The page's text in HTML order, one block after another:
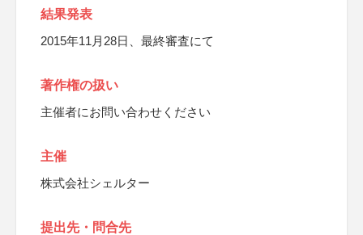
結果発表
2015年11月28日、最終審査にて
著作権の扱い
主催者にお問い合わせください
主催
株式会社シェルター
提出先・問合先